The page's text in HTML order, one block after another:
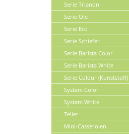
Serie Trianon
Serie Ole
Serie Eco
Serie Schiefer
Serie Barista Color
Serie Barista White
Serie Colour (Kunststoff)
System Color
System White
Teller
Mini-Casserolen